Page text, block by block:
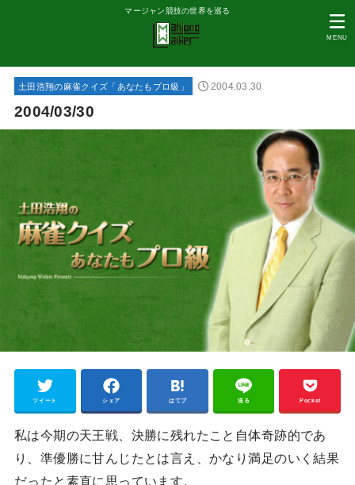
マージャン競技の世界を巡る
MENU
土田浩翔の麻雀クイズ「あなたもプロ級」 2004.03.30
2004/03/30
ツイート シェア はてブ 送る Pocket
私は今期の天王戦、決勝に残れたこと自体奇跡的であ
り、準優勝に甘んじたとは言え、かなり満足のいく結果
だったと素直に思っています。